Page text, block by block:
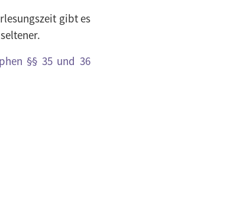
gibt es
§§ 35 und 36